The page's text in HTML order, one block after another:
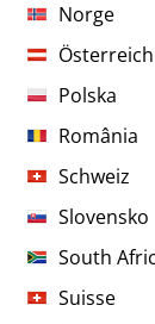
Norge
Österreich
Polska
România
Schweiz
Slovensko
South
Suisse